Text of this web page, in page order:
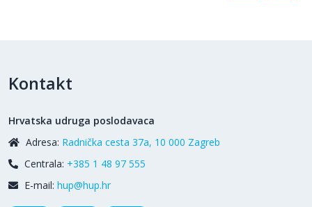
Kontakt
Hrvatska udruga poslodavaca
Adresa: Radnička cesta 37a, 10 000 Zagreb
Centrala: +385 1 48 97 555
E-mail: hup@hup.hr